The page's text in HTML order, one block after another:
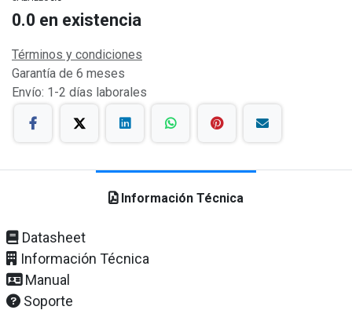
0.0 en existencia
Términos y condiciones
Garantía de 6 meses
Envío: 1-2 días laborales
Información Técnica
Datasheet
Información Técnica
Manual
Soporte